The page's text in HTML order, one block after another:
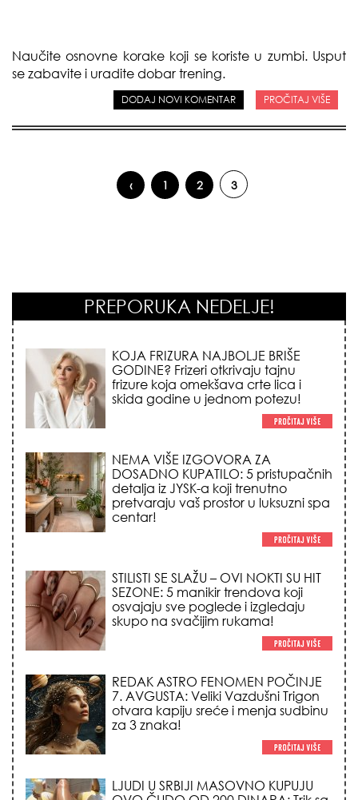
Naučite osnovne korake koji se koriste u zumbi. Usput
se zabavite i uradite dobar trening.
DODAJ NOVI KOMENTAR PROČITAJ VIŠE
‹ 1 2 3
PREPORUKA NEDELJE!
KOJA FRIZURA NAJBOLJE BRIŠE
GODINE? Frizeri otkrivaju tajnu
frizure koja omekšava crte lica i
skida godine u jednom potezu!
NEMA VIŠE IZGOVORA ZA
DOSADNO KUPATILO: 5 pristupačnih
detalja iz JYSK-a koji trenutno
pretvaraju vaš prostor u luksuzni spa
centar!
STILISTI SE SLAŽU – OVI NOKTI SU HIT
SEZONE: 5 manikir trendova koji
osvajaju sve poglede i izgledaju
skupo na svačijim rukama!
REDAK ASTRO FENOMEN POČINJE
7. AVGUSTA: Veliki Vazdušni Trigon
otvara kapiju sreće i menja sudbinu
za 3 znaka!
LJUDI U SRBIJI MASOVNO KUPUJU